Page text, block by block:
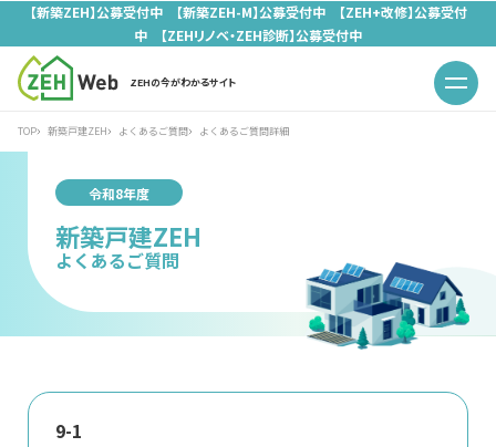
【新築ZEH】公募受付中 【新築ZEH-M】公募受付中 【ZEH+改修】公募受付
中 【ZEHリノベ・ZEH診断】公募受付中
ZEHの今がわかるサイト
TOP 新築戸建ZEH よくあるご質問 よくあるご質問詳細
令和8年度
新築戸建ZEH
よくあるご質問
9-1